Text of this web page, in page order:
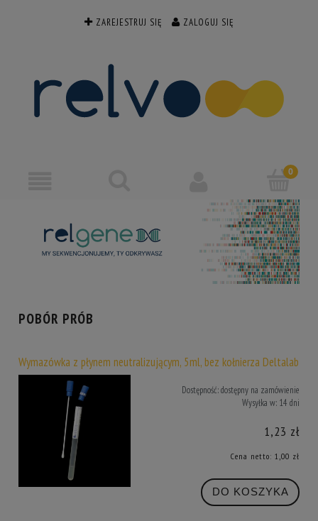
ZAREJESTRUJ SIĘ ZALOGUJ SIĘ
POBÓR PRÓB
Wymazówka z płynem neutralizującym, 5ml, bez kołnierza Deltalab
Dostępność:dostępny na zamówienie
Wysyłka w: 14 dni
1,23 zł
Cena netto: 1,00 zł
DO KOSZYKA